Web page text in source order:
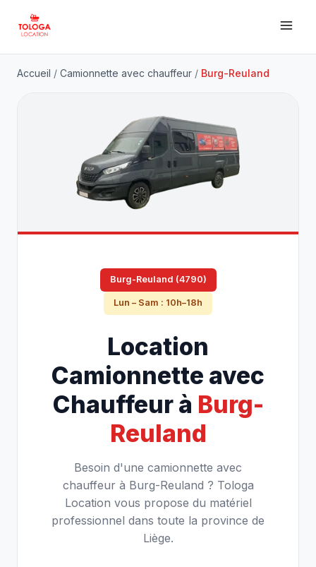
Accueil / Camionnette avec chauffeur / Burg-Reuland
Burg-Reuland (4790)
Lun – Sam : 10h–18h
Location
Camionnette avec
Chauffeur à Burg-
Reuland
Besoin d'une camionnette avec
chauffeur à Burg-Reuland ? Tologa
Location vous propose du matériel
professionnel dans toute la province de
Liège.